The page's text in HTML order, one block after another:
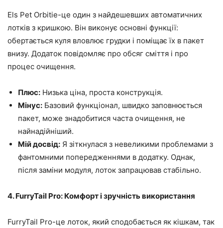
Els Pet Orbitie-це один з найдешевших автоматичних
лотків з кришкою. Він виконує основні функції:
обертається куля вловлює грудки і поміщає їх в пакет
внизу. Додаток повідомляє про обсяг сміття і про
процес очищення.
Плюс: Низька ціна, проста конструкція.
Мінус: Базовий функціонал, швидко заповнюється
пакет, може знадобитися часта очищення, не
найнадійніший.
Мій досвід: Я зіткнулася з невеликими проблемами з
фантомними попередженнями в додатку. Однак,
після заміни модуля, лоток запрацював стабільно.
4. FurryTail Pro: Комфорт і зручність використання
FurryTail Pro-це лоток, який сподобається як кішкам, так